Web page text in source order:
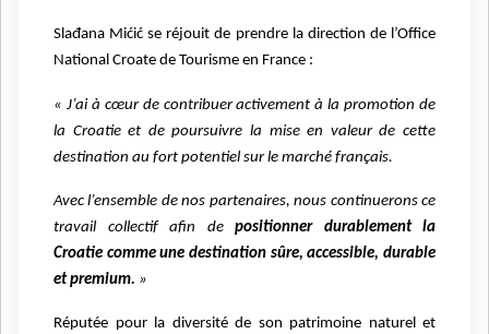
Slađana Mićić se réjouit de prendre la direction de l’Office
National Croate de Tourisme en France :
« J’ai à cœur de contribuer activement à la promotion de
la Croatie et de poursuivre la mise en valeur de cette
destination au fort potentiel sur le marché français.
Avec l’ensemble de nos partenaires, nous continuerons ce
travail collectif afin de positionner durablement la
Croatie comme une destination sûre, accessible, durable
et premium. »
Réputée pour la diversité de son patrimoine naturel et